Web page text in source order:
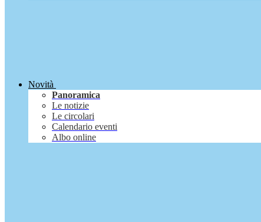
Novità
Panoramica
Le notizie
Le circolari
Calendario eventi
Albo online